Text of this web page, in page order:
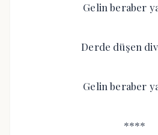
Gelin beraber
Derde düşen
Gelin beraber
****